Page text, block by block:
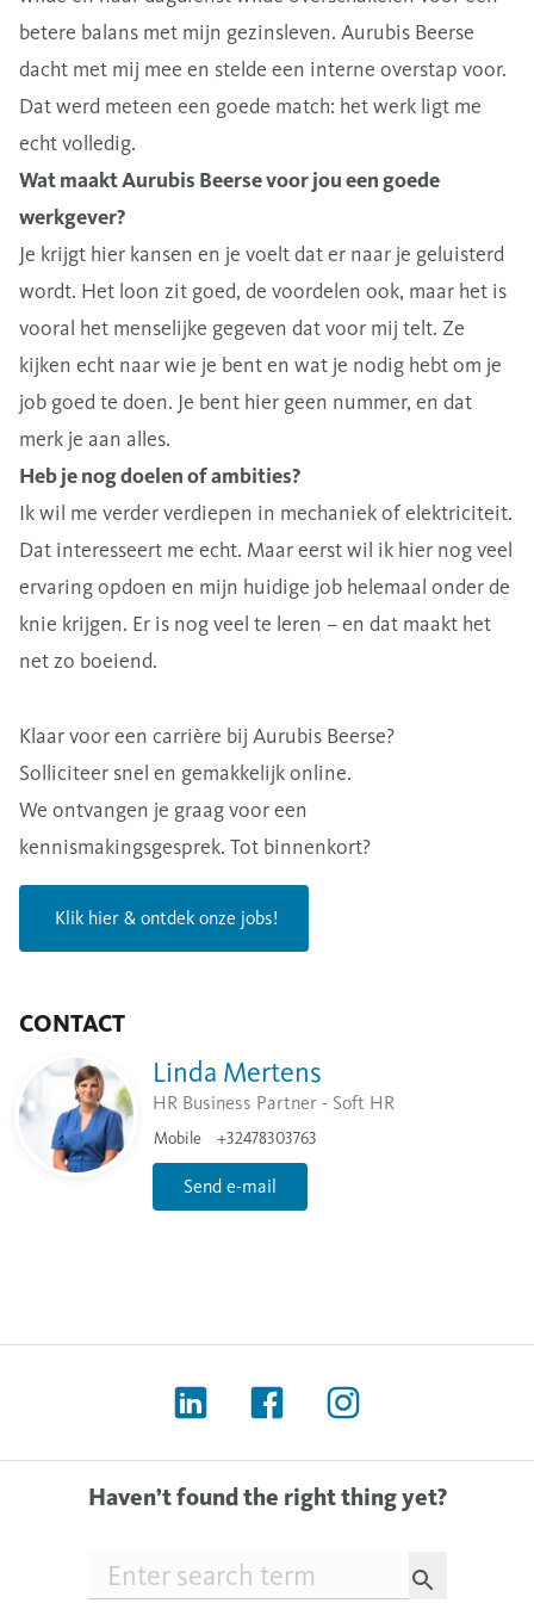
betere balans met mijn gezinsleven. Aurubis Beerse
dacht met mij mee en stelde een interne overstap voor.
Dat werd meteen een goede match: het werk ligt me
echt volledig.
Wat maakt Aurubis Beerse voor jou een goede
werkgever?
Je krijgt hier kansen en je voelt dat er naar je geluisterd
wordt. Het loon zit goed, de voordelen ook, maar het is
vooral het menselijke gegeven dat voor mij telt. Ze
kijken echt naar wie je bent en wat je nodig hebt om je
job goed te doen. Je bent hier geen nummer, en dat
merk je aan alles.
Heb je nog doelen of ambities?
Ik wil me verder verdiepen in mechaniek of elektriciteit.
Dat interesseert me echt. Maar eerst wil ik hier nog veel
ervaring opdoen en mijn huidige job helemaal onder de
knie krijgen. Er is nog veel te leren – en dat maakt het
net zo boeiend.
Klaar voor een carrière bij Aurubis Beerse?
Solliciteer snel en gemakkelijk online.
We ontvangen je graag voor een
kennismakingsgesprek. Tot binnenkort?
Klik hier & ontdek onze jobs!
CONTACT
Linda Mertens
HR Business Partner - Soft HR
Mobile +32478303763
Send e-mail
Haven’t found the right thing yet?
Searchfield